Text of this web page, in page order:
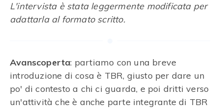
L'intervista è stata leggermente modificata per
adattarla al formato scritto.
Avanscoperta: partiamo con una breve
introduzione di cosa è TBR, giusto per dare un
po' di contesto a chi ci guarda, e poi dritti verso
un'attività che è anche parte integrante di TBR